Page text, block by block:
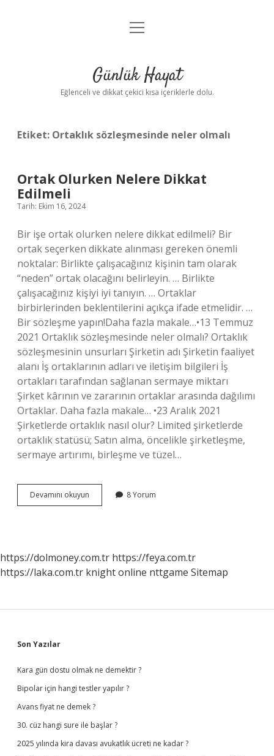
Anasayfa
Yasal Uyarı
menüyü
Günlük Hayat
Eğlenceli ve dikkat çekici kısa içeriklerle dolu.
Etiket: Ortaklık sözleşmesinde neler olmalı
Ortak Olurken Nelere Dikkat
Edilmeli
Tarih: Ekim 16, 2024
Bir işe ortak olurken nelere dikkat edilmeli? Bir
ortak seçerken dikkate alınması gereken önemli
noktalar: Birlikte çalışacağınız kişinin tam olarak
“neden” ortak olacağını belirleyin. … Birlikte
çalışacağınız kişiyi iyi tanıyın. … Ortaklar
birbirlerinden beklentilerini açıkça ifade etmelidir. …
Bir sözleşme yapın!Daha fazla makale…•13 Temmuz
2021 Ortaklık sözleşmesinde neler olmalı? Ortaklık
sözleşmesinin unsurları Şirketin adı Şirketin faaliyet
alanı İş ortaklarının adları ve iletişim bilgileri İş
ortakları tarafından sağlanan sermaye miktarı
Şirket kârının ve zararının ortaklar arasında dağılımı
Ortaklar. Daha fazla makale… •23 Aralık 2021
Şirketlerde ortaklık nasıl olur? Limited şirketlerde
ortaklık statüsü; Satın alma, öncelikle şirketleşme,
sermaye artırımı, birleşme ve tüzel…
Devamını okuyun
Olurken
8 Yorum
https://dolmoney.com.tr https://feya.com.tr
https://laka.com.tr knight online nttgame Sitemap
Sidebar
Son Yazılar
Kara gün dostu olmak ne demektir ?
Bipolar için hangi testler yapılır ?
Avans fiyat ne demek ?
30. cüz hangi sure ile başlar ?
2025 yılında kira davası avukatlık ücreti ne kadar ?